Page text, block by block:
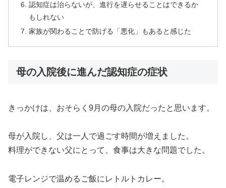
認知症は治らないが、進行を遅らせることはできるか
もしれない
家族が関わることで防げる「悪化」もあると感じた
母の入院後に進んだ認知症の症状
きっかけは、おそらく9月の母の入院だったと思います。
母が入院し、父は一人で過ごす時間が増えました。
料理ができない父にとって、食事は大きな問題でした。
電子レンジで温めるご飯にレトルトカレー。